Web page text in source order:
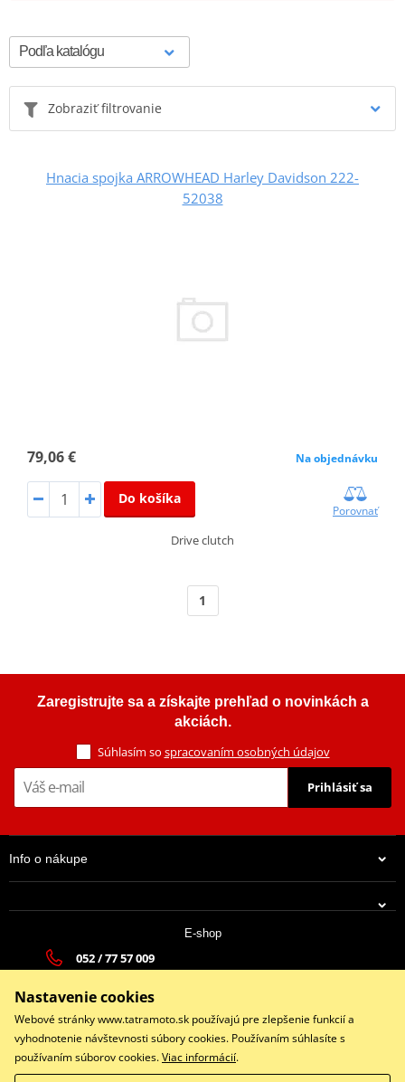
Zobraziť filtrovanie
Hnacia spojka ARROWHEAD Harley Davidson 222-
52038
79,06 € Na objednávku
Do košíka
Porovnať
Drive clutch
1
Zaregistrujte sa a získajte prehľad o novinkách a
akciách.
Súhlasím so spracovaním osobných údajov
Prihlásiť sa
Info o nákupe
E-shop
052 / 77 57 009
Po - Pia 9:00-17:00 | So: 9:00-13:00 | Ne: Zatvorené
Facebook
Nastavenie cookies
Webové stránky www.tatramoto.sk používajú pre zlepšenie funkcií a
vyhodnotenie návštevnosti súbory cookies. Používaním súhlasíte s
používaním súborov cookies.Viac informácií.